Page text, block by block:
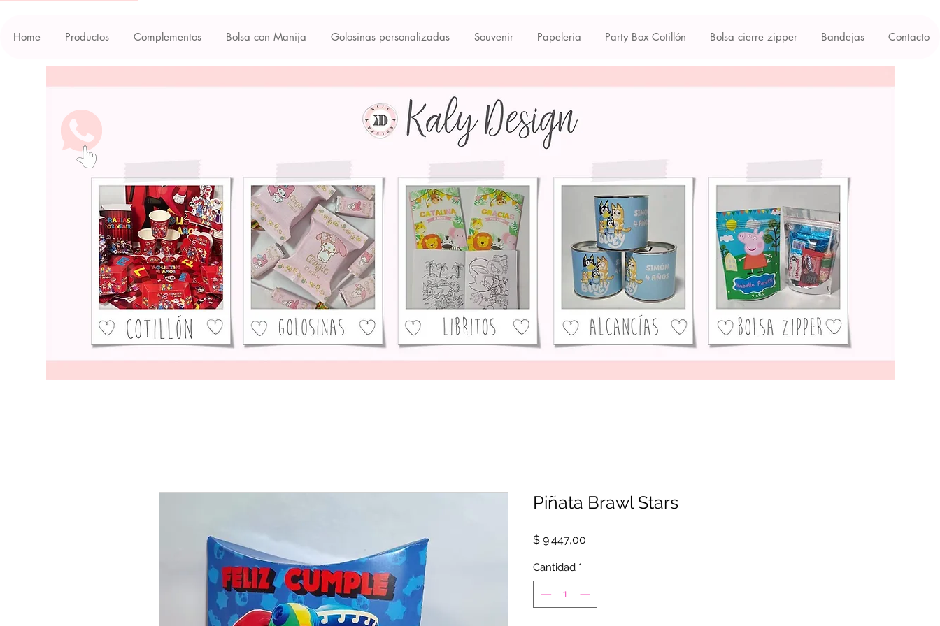
Home Productos Complementos Bolsa con Manija Golosinas personalizadas Souvenir Papeleria Party Box Cotillón Bolsa cierre zipper Bandejas Contacto
Piñata Brawl Stars
$ 9.447,00
Cantidad *